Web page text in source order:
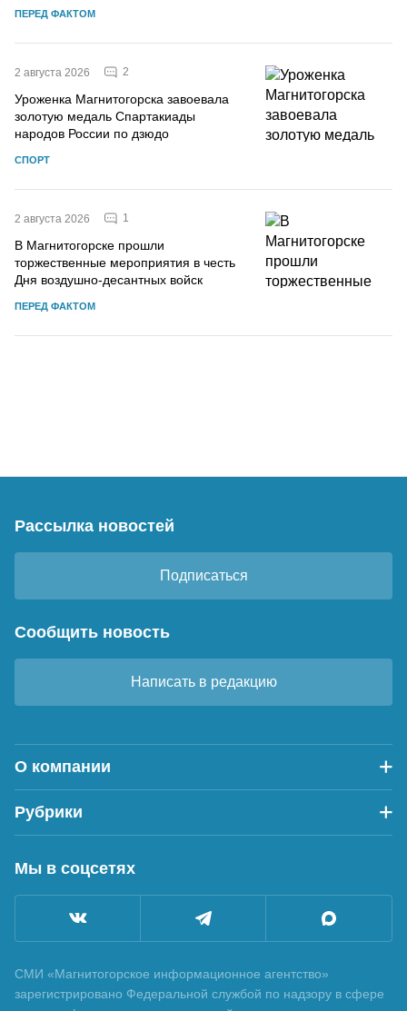
ПЕРЕД ФАКТОМ
2 августа 2026 2
Уроженка Магнитогорска завоевала
золотую медаль Спартакиады
народов России по дзюдо
СПОРТ
2 августа 2026 1
В Магнитогорске прошли
торжественные мероприятия в честь
Дня воздушно-десантных войск
ПЕРЕД ФАКТОМ
Рассылка новостей
Подписаться
Сообщить новость
Написать в редакцию
О компании
Рубрики
Мы в соцсетях
СМИ «Магнитогорское информационное агентство»
зарегистрировано Федеральной службой по надзору в сфере